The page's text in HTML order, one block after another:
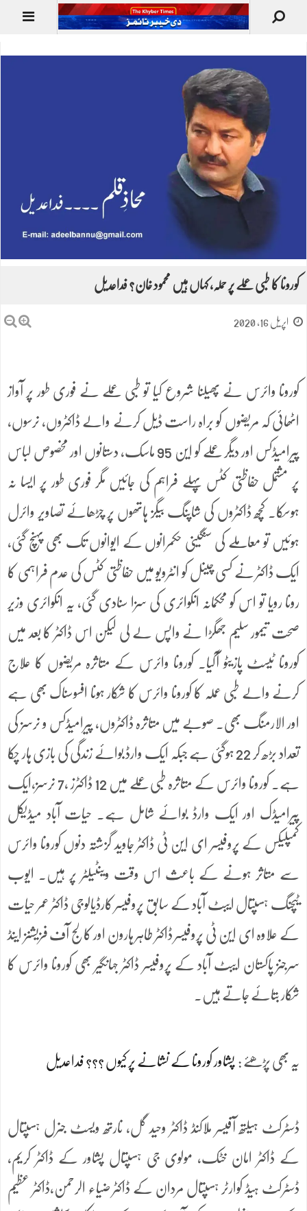
کورونا کا طبی عملے پر حملہ، کہاں ہیں محمود خان؟ فداعدیل
اپریل 16, 2020
کورونا وائرس نے پھیلنا شروع کیا تو طبی عملے نے فوری طور پر آواز
اٹھائی کہ مریضوں کو براہ راست ڈیل کرنے والے ڈاکٹروں، نرسوں،
پیرامیڈکس اور دیگر عملے کو این 95 ماسک، دستانوں اور مخصوص لباس
پر مشتمل حفاظتی کٹس پہلے فراہم کی جائیں مگر فوری طور پر ایسا نہ
ہوسکا۔ کچھ ڈاکٹروں کی شاپنگ بیگز ہاتھوں پر چڑھائے تصاویر وائرل
ہوئیں تو معاملے کی سنگینی حکمرانوں کے ایوانوں تک بھی پہنچ گئی،
ایک ڈاکٹر نے کسی چینل کو انٹرویو میں حفاظتی کٹس کی عدم فراہمی کا
رونا رویا تو اس کو محکمانہ انکوائری کی سزا سنادی گئی، یہ انکوائری وزیر
صحت تیمور سلیم جھگڑا نے واپس لے لی لیکن اس ڈاکٹر کا بعد میں
کورونا ٹیسٹ پازیٹو آگیا۔ کورونا وائرس کے متاثرہ مریضوں کا علاج
کرنے والے طبی عملہ کا کورونا وائرس کا شکار ہونا افسوسناک بھی ہے
اور الارمنگ بھی۔ صوبے میں متاثرہ ڈاکٹروں, پیرامیڈکس و نرسز کی
تعداد بڑھ کر 22 ہوگئی ہے جبکہ ایک وارڈ بوائے زندگی کی بازی ہار چکا
ہے۔ کورونا وائرس کے متاثرہ طبی عملے میں 12 ڈاکٹرز ,7 نرسز,ایک
پیرامیڈک اور ایک وارڈ بوائے شامل ہے. حیات آباد میڈیکل
کمپلیکس کے پروفیسر ای این ٹی ڈاکٹر جاوید گزشتہ دنوں کورونا وائرس
سے متاثر ہونے کے باعث اس وقت وینٹیلٹر پر ہیں. ایوب
ٹیچنگ ہسپتال ایبٹ آباد کے سابق پروفیسر کارڈیالوجی ڈاکٹر عمر حیات
کے علاوہ ای این ٹی پروفیسر ڈاکٹر طاہر ہارون اور کالج آف فزیشنز اینڈ
سرجنز پاکستان ایبٹ آباد کے پروفیسر ڈاکٹر جہانگیر بھی کورونا وائرس کا
شکار بتائے جاتے ہیں.
یہ بھی پڑھئے : پشاور کورونا کے نشانے پر کیوں ؟؟؟ فداعدیل
ڈسٹرکٹ ہیلتھ آفیسر ملاکنڈ ڈاکٹر وحید گل، نارتھ ویسٹ جنرل ہسپتال
کے ڈاکٹر امان خٹک، مولوی جی ہسپتال پشاور کے ڈاکٹر کریم,
ڈسٹرکٹ ہیڈ کوارٹر ہسپتال مردان کے ڈاکٹر ضیاء الرحمن,ڈاکٹر عظیم